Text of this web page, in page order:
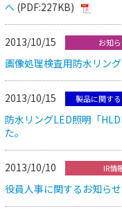
へ (PDF:227KB)
2013/10/15 お知
画像処理検査用防水リン
2013/10/15 製品に関す
防水リングLED照明「
た。
2013/10/10 IR情
役員人事に関するお知らせ